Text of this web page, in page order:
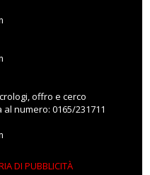
offro e cerco
numero: 0165/231711
DI PUBBLICITÀ